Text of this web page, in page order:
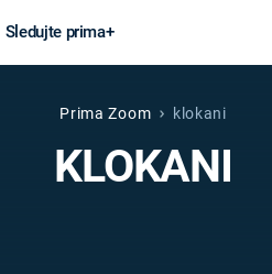
Sledujte prima+
Věda a
technika
Prima Zoom klokani
KLOKANI